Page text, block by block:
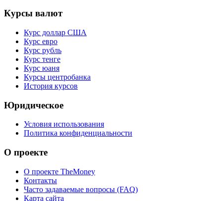
Курсы валют
Курс доллар США
Курс евро
Курс рубль
Курс тенге
Курс юаня
Курсы центробанка
История курсов
Юридическое
Условия использования
Политика конфиденциальности
О проекте
О проекте TheMoney
Контакты
Часто задаваемые вопросы (FAQ)
Карта сайта